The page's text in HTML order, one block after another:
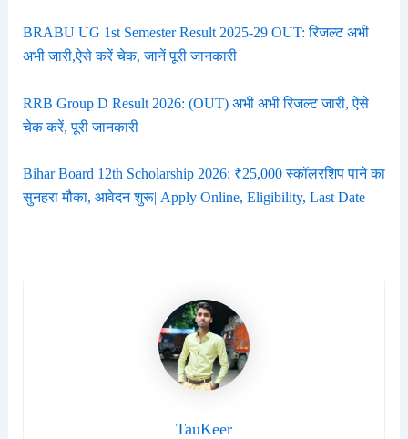
BRABU UG 1st Semester Result 2025-29 OUT: रिजल्ट अभी
अभी जारी,ऐसे करें चेक, जानें पूरी जानकारी
RRB Group D Result 2026: (OUT) अभी अभी रिजल्ट जारी, ऐसे
चेक करें, पूरी जानकारी
Bihar Board 12th Scholarship 2026: ₹25,000 स्कॉलरशिप पाने का
सुनहरा मौका, आवेदन शुरू| Apply Online, Eligibility, Last Date
TauKeer